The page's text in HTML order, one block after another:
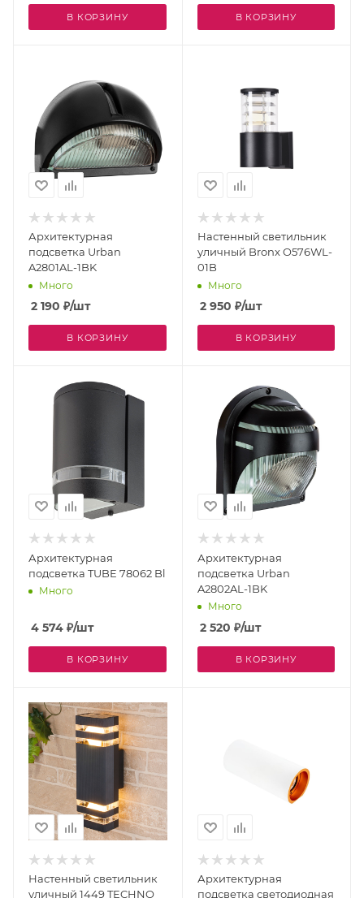
В КОРЗИНУ В КОРЗИНУ
Архитектурная
подсветка Urban
A2801AL-1BK
Много
2 190 ₽/шт
В КОРЗИНУ
Настенный светильник
уличный Bronx O576WL-
01B
Много
2 950 ₽/шт
В КОРЗИНУ
Архитектурная
подсветка TUBE 78062 Bl
Много
4 574 ₽/шт
В КОРЗИНУ
Архитектурная
подсветка Urban
A2802AL-1BK
Много
2 520 ₽/шт
В КОРЗИНУ
Настенный светильник
уличный 1449 TECHNO
Архитектурная
подсветка светодиодная